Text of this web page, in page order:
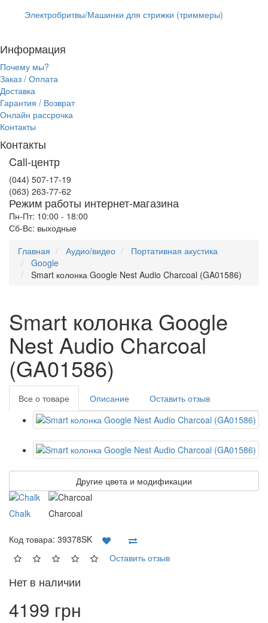
Электробритвы/Машинки для стрижки (триммеры)
Информация
Почему мы?
Заказ / Оплата
Доставка
Гарантия / Возврат
Онлайн рассрочка
Контакты
Контакты
Call-центр
(044) 507-17-19
(063) 263-77-62
Режим работы интернет-магазина
Пн-Пт: 10:00 - 18:00
Сб-Вс: выходные
Главная
Аудио/видео
Портативная акустика
Google
Smart колонка Google Nest Audio Charcoal (GA01586)
Smart колонка Google
Nest Audio Charcoal
(GA01586)
Все о товаре Описание Оставить отзыв
Другие цвета и модификации
Chalk Charcoal
Код товара: 39378SK
Оставить отзыв
Нет в наличии
4199 грн